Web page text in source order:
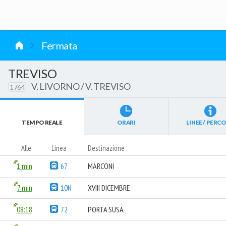
Fermata
TREVISO
1764 V. LIVORNO / V. TREVISO
TEMPO REALE ORARI LINEE /
Alle Linea Destinazione
1 min 67 MARCONI
7 min 10N XVIII DICEMBRE
08:18 72 PORTA SUSA